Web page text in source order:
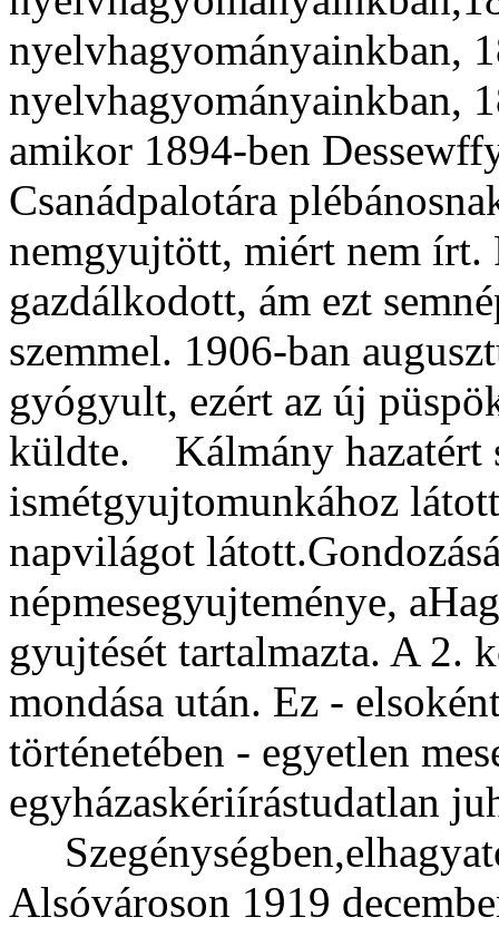
nyelvhagyományainkban,
nyelvhagyományainkban,
amikor 1894-ben
Csanádpalotára
nemgyujtött, miért nem írt.
gazdálkodott, ám ezt
szemmel. 1906-ban
gyógyult, ezért az új
küldte. Kálmány hazatért
ismétgyujtomunkához
napvilágot
népmesegyujteménye,
gyujtését tartalmazta. A 2.
mondása után. Ez -
történetében - egyetlen
egyházaskériírástudatlan
Alsóvároson 1919